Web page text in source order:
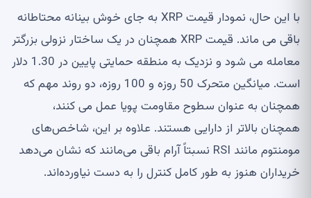
با این حال، نمودار قیمت XRP به جای خوش بینانه محتاطانه
باقی می ماند. قیمت XRP همچنان در یک ساختار نزولی بزرگتر
معامله می شود و نزدیک به منطقه حمایتی پایین در 1.30 دلار
است. میانگین متحرک 50 روزه و 100 روزه، دو روند مهم که
همچنان به عنوان سطوح مقاومت پویا عمل می کنند،
همچنان بالاتر از دارایی هستند. علاوه بر این، شاخص‌های
مومنتوم مانند RSI نسبتاً آرام باقی می‌مانند که نشان می‌دهد
خریداران هنوز به طور کامل کنترل را به دست نیاورده‌اند.